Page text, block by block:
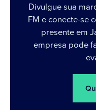
Divulgue sua
FM e conecte-se
presente em
empresa pode